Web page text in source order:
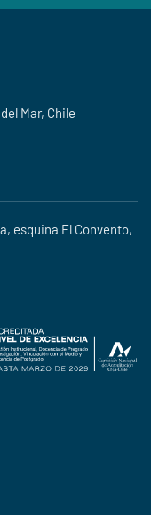
Mar, Chile
esquina El Convento,